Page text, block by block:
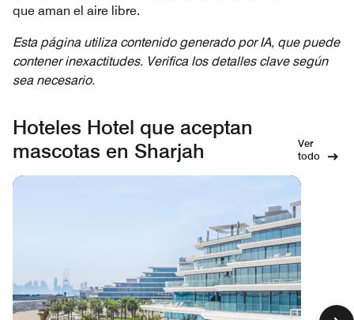
que aman el aire libre.
Esta página utiliza contenido generado por IA, que puede
contener inexactitudes. Verifica los detalles clave según
sea necesario.
Hoteles Hotel que aceptan
mascotas en Sharjah
Ver
todo